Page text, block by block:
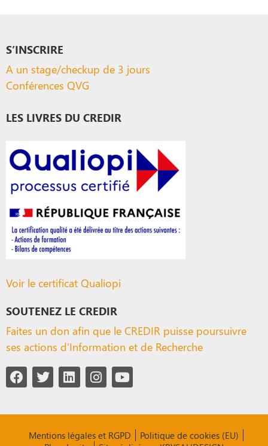
S’INSCRIRE
A un stage/checkup de 3 jours
Conférences QVG
LES LIVRES DU CREDIR
Voir le certificat Qualiopi
SOUTENEZ LE CREDIR
Faites un don afin que le CREDIR puisse poursuivre
ses actions d’Information et de Recherche
Mentions légales et RGPD
Politique de cookies (EU)